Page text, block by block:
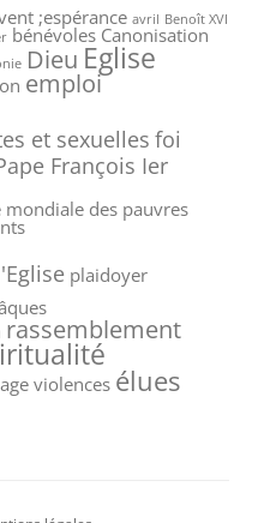
;espérance avril Benoît XVI
bénévoles Canonisation
Dieu Eglise
emploi
et sexuelles foi
François Ier
des pauvres
plaidoyer
rassemblement
violences élues